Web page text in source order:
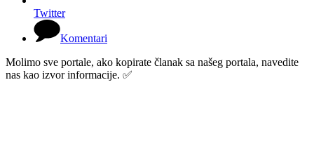
Twitter
Komentari
Molimo sve portale, ako kopirate članak sa našeg portala, navedite
nas kao izvor informacije. ✅